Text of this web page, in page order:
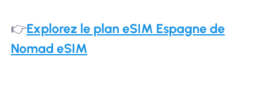
👉Explorez le plan eSIM Espagne de
Nomad eSIM